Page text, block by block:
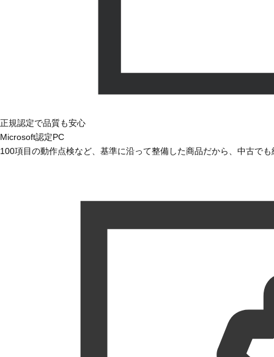
正規認定で品質も安心
Microsoft認定PC
100項目の動作点検など、基準に沿って整備した商品だから、中古で